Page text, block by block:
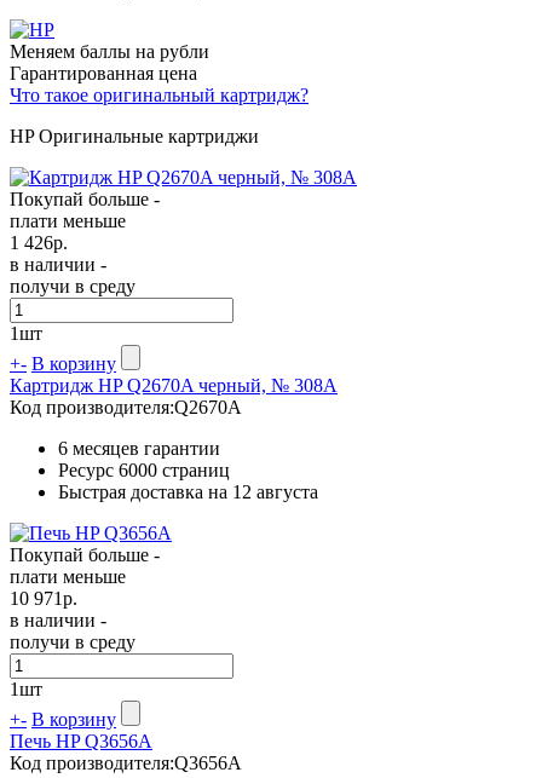
Меняем баллы на рубли
Гарантированная цена
Что такое оригинальный картридж?
HP Оригинальные картриджи
Покупай больше -
плати меньше
1 426р.
в наличии -
получи в среду
1шт
+- В корзину
Картридж HP Q2670A черный, № 308A
Код производителя:Q2670A
6 месяцев гарантии
Ресурс 6000 страниц
Быстрая доставка на 12 августа
Покупай больше -
плати меньше
10 971р.
в наличии -
получи в среду
1шт
+- В корзину
Печь HP Q3656A
Код производителя:Q3656A